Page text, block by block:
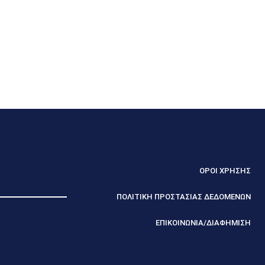
ΟΡΟΙ ΧΡΗΣΗΣ
ΠΟΛΙΤΙΚΗ ΠΡΟΣΤΑΣΙΑΣ ΔΕΔΟΜΕΝΩΝ
ΕΠΙΚΟΙΝΩΝΙΑ/ΔΙΑΦΗΜΙΣΗ